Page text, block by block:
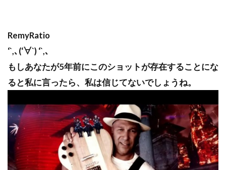
RemyRatio
‘`,､(‘∀`) ‘`,､
もしあなたが5年前にこのショットが存在することにな
ると私に言ったら、私は信じてないでしょうね。